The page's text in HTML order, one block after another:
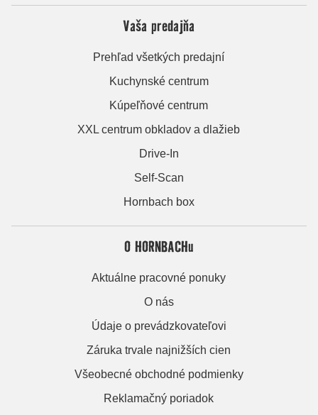
Vaša predajňa
Prehľad všetkých predajní
Kuchynské centrum
Kúpeľňové centrum
XXL centrum obkladov a dlažieb
Drive-In
Self-Scan
Hornbach box
O HORNBACHu
Aktuálne pracovné ponuky
O nás
Údaje o prevádzkovateľovi
Záruka trvale najnižších cien
Všeobecné obchodné podmienky
Reklamačný poriadok